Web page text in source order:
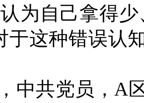
为自己拿得
于这种错误认
中共党员，A